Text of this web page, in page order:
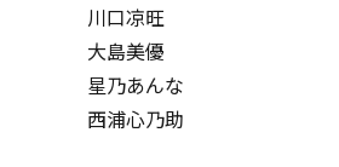
川口凉旺
大島美優
星乃あんな
西浦心乃助